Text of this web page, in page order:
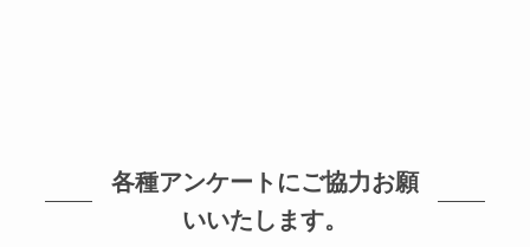
各種アンケートにご協力お願
いいたします。